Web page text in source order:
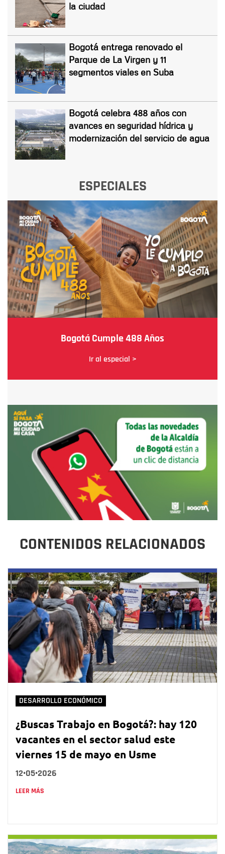
la ciudad
Bogotá entrega renovado el
Parque de La Virgen y 11
segmentos viales en Suba
Bogotá celebra 488 años con
avances en seguridad hídrica y
modernización del servicio de agua
ESPECIALES
Bogotá Cumple 488 Años
Ir al especial >
CONTENIDOS RELACIONADOS
DESARROLLO ECONÓMICO
¿Buscas Trabajo en Bogotá?: hay 120
vacantes en el sector salud este
viernes 15 de mayo en Usme
12•05•2026
LEER MÁS